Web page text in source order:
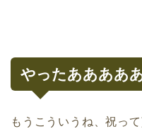
やったああああ
もうこういうね、祝っ